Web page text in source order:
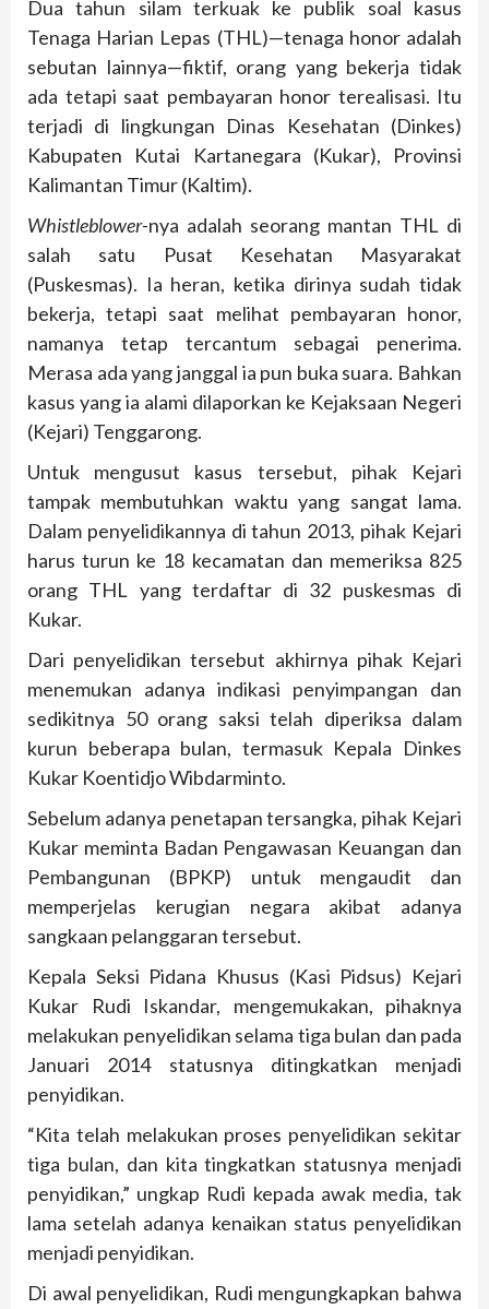
Dua tahun silam terkuak ke publik soal kasus
Tenaga Harian Lepas (THL)—tenaga honor adalah
sebutan lainnya—fiktif, orang yang bekerja tidak
ada tetapi saat pembayaran honor terealisasi. Itu
terjadi di lingkungan Dinas Kesehatan (Dinkes)
Kabupaten Kutai Kartanegara (Kukar), Provinsi
Kalimantan Timur (Kaltim).
Whistleblower-nya adalah seorang mantan THL di
salah satu Pusat Kesehatan Masyarakat
(Puskesmas). Ia heran, ketika dirinya sudah tidak
bekerja, tetapi saat melihat pembayaran honor,
namanya tetap tercantum sebagai penerima.
Merasa ada yang janggal ia pun buka suara. Bahkan
kasus yang ia alami dilaporkan ke Kejaksaan Negeri
(Kejari) Tenggarong.
Untuk mengusut kasus tersebut, pihak Kejari
tampak membutuhkan waktu yang sangat lama.
Dalam penyelidikannya di tahun 2013, pihak Kejari
harus turun ke 18 kecamatan dan memeriksa 825
orang THL yang terdaftar di 32 puskesmas di
Kukar.
Dari penyelidikan tersebut akhirnya pihak Kejari
menemukan adanya indikasi penyimpangan dan
sedikitnya 50 orang saksi telah diperiksa dalam
kurun beberapa bulan, termasuk Kepala Dinkes
Kukar Koentidjo Wibdarminto.
Sebelum adanya penetapan tersangka, pihak Kejari
Kukar meminta Badan Pengawasan Keuangan dan
Pembangunan (BPKP) untuk mengaudit dan
memperjelas kerugian negara akibat adanya
sangkaan pelanggaran tersebut.
Kepala Seksi Pidana Khusus (Kasi Pidsus) Kejari
Kukar Rudi Iskandar, mengemukakan, pihaknya
melakukan penyelidikan selama tiga bulan dan pada
Januari 2014 statusnya ditingkatkan menjadi
penyidikan.
“Kita telah melakukan proses penyelidikan sekitar
tiga bulan, dan kita tingkatkan statusnya menjadi
penyidikan,” ungkap Rudi kepada awak media, tak
lama setelah adanya kenaikan status penyelidikan
menjadi penyidikan.
Di awal penyelidikan, Rudi mengungkapkan bahwa